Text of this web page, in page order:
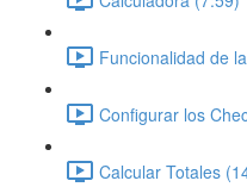
Funcionalidad de
Configurar los
Calcular Totales